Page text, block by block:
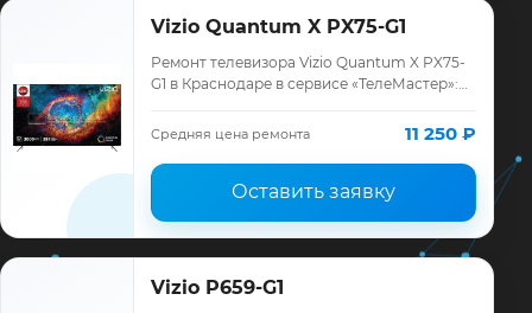
Vizio Quantum X PX75-G1
Ремонт телевизора Vizio Quantum X PX75-
G1 в Краснодаре в сервисе «ТелеМастер»:
ремонта, запчасти и гарантия до 12 месяц…
Средняя цена ремонта 11 250 ₽
Оставить заявку
Vizio P659-G1